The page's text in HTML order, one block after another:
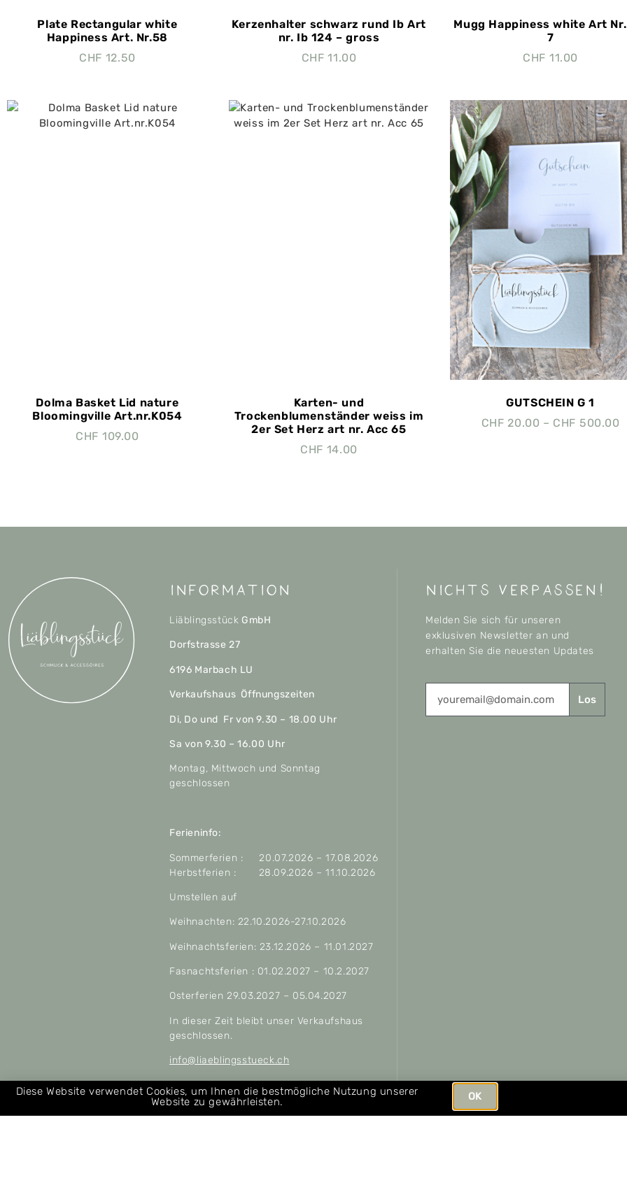
Plate Rectangular white
Happiness Art. Nr.58
CHF 12.50
Kerzenhalter schwarz rund Ib Art
nr. Ib 124 – gross
CHF 11.00
Mugg Happiness white Art Nr.
7
CHF 11.00
Dolma Basket Lid nature
Bloomingville Art.nr.K054
CHF 109.00
Karten- und
Trockenblumenständer weiss im
2er Set Herz art nr. Acc 65
CHF 14.00
GUTSCHEIN G 1
CHF 20.00 – CHF 500.00
Information
Liäblingsstück GmbH
Dorfstrasse 27
6196 Marbach LU
Verkaufshaus Öffnungszeiten
Di, Do und Fr von 9.30 – 18.00 Uhr
Sa von 9.30 – 16.00 Uhr
Montag, Mittwoch und Sonntag
geschlossen
Ferieninfo:
Sommerferien : 20.07.2026 – 17.08.2026
Herbstferien : 28.09.2026 – 11.10.2026
Umstellen auf
Weihnachten: 22.10.2026-27.10.2026
Weihnachtsferien: 23.12.2026 – 11.01.2027
Fasnachtsferien : 01.02.2027 – 10.2.2027
Osterferien 29.03.2027 – 05.04.2027
In dieser Zeit bleibt unser Verkaufshaus
geschlossen.
info@liaeblingsstueck.ch
Allgemeine Geschäftsbedingungen
Über uns
nichts verpassen!
Melden Sie sich für unseren
exklusiven Newsletter an und
erhalten Sie die neuesten Updates
Los
Diese Website verwendet Cookies, um Ihnen die bestmögliche Nutzung unserer
Website zu gewährleisten.
OK